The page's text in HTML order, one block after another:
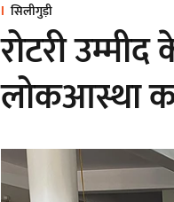
सिलीगुड़ी
रोटरी
लोकआस्था